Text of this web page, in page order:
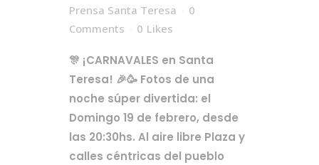
Prensa Santa Teresa
0
Comments
0 Likes
🎊 ¡CARNAVALES en Santa
Teresa! 🎉🥳 Fotos de una
noche súper divertida: el
Domingo 19 de febrero, desde
las 20:30hs. Al aire libre Plaza y
calles céntricas del pueblo